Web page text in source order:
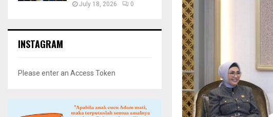
July 18, 2026 0
INSTAGRAM
Please enter an Access Token